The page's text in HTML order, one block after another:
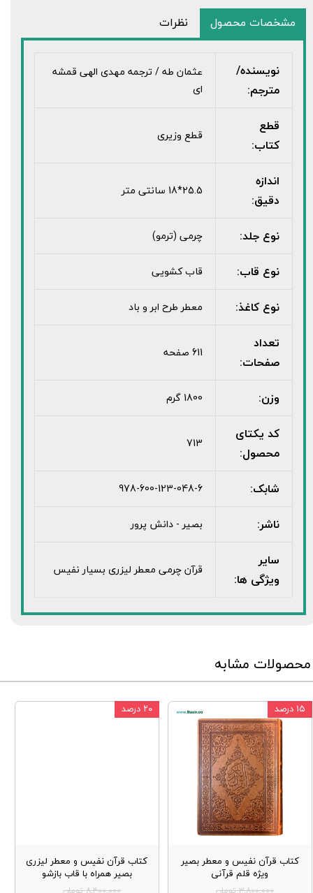
مشخصات محصول نظرات
نویسنده/
مترجم:
عثمان طه / ترجمه مهدی الهی قمشه
ای
قطع
کتاب:
قطع وزیری
اندازه
دقیق:
25.5*18 سانتی متر
نوع جلد: چرمی (ترمو)
نوع قاب: قاب کشویی
نوع کاغذ: معطر طرح ابر و باد
تعداد
صفحات:
611 صفحه
وزن: 1800 گرم
کد یکتای
محصول:
713
شابک: 978-600-123-048-6
ناشر: بصیر - دانش پرور
سایر
ویژگی ها:
قرآن چرمی معطر لیزری بسیار نفیس
محصولات مشابه
کتاب قرآن نفیس و معطر بصیر
ویژه قلم قرآنی
۳,۸۰۰,۰۰۰ تومان
۱۵ درصد
کتاب قرآن نفیس و معطر لیزری
بصیر همراه با قاب بازشو
۸,۴۰۰,۰۰۰ تومان
۲۰ درصد